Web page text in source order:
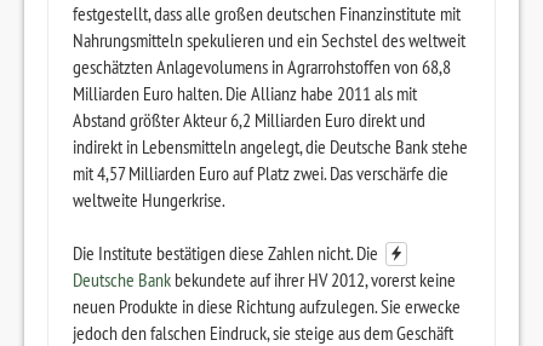
festgestellt, dass alle großen deutschen Finanzinstitute mit
Nahrungsmitteln spekulieren und ein Sechstel des weltweit
geschätzten Anlagevolumens in Agrarrohstoffen von 68,8
Milliarden Euro halten. Die Allianz habe 2011 als mit
Abstand größter Akteur 6,2 Milliarden Euro direkt und
indirekt in Lebensmitteln angelegt, die Deutsche Bank stehe
mit 4,57 Milliarden Euro auf Platz zwei. Das verschärfe die
weltweite Hungerkrise.
Die Institute bestätigen diese Zahlen nicht. Die
Deutsche Bank bekundete auf ihrer HV 2012, vorerst keine
neuen Produkte in diese Richtung aufzulegen. Sie erwecke
jedoch den falschen Eindruck, sie steige aus dem Geschäft